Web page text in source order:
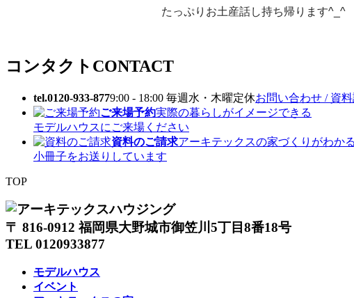
たっぷりお土産話し持ち帰ります^_^
コンタクト CONTACT
tel.0120-933-8779:00 - 18:00 毎週水・木曜定休お問い合わせ / 資
ご来場予約実際の暮らしがイメージできる
モデルハウスにご来場ください
資料のご請求アーキテックスの家づくりがわかる
小冊子をお送りしています
TOP
〒 816-0912 福岡県大野城市御笠川5丁目8番18号
TEL 0120933877
モデルハウス
イベント